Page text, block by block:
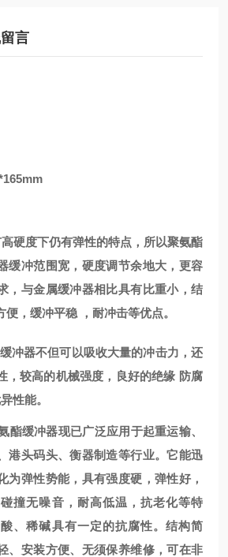
言
硬度下仍有弹性的特点，所以聚氨酯
缓冲范围宽，硬度调节余地大，更容
，与金属缓冲器相比具有比重小，结
，缓冲平稳 ，耐冲击等优点。
冲器不但可以吸收大量的冲击力，还
，较高的机械强度，良好的绝缘 防腐
性能。
缓冲器现已广泛应用于起重运输、
港头码头、衡器制造等行业。它能迅
为弹性势能，具有强度硬，弹性好，
撞无噪音，耐高低温，抗老化等特
、稀碱具有一定的抗腐性。结构简
、安装方便、无须保养维修，可在非